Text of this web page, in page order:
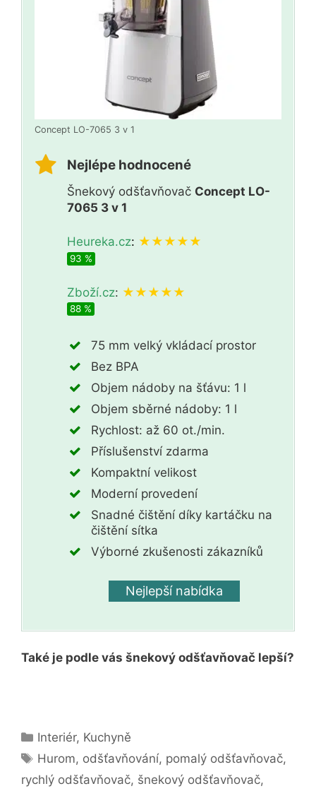
Concept LO-7065 3 v 1
Nejlépe hodnocené
Šnekový odšťavňovač Concept LO-
7065 3 v 1
Heureka.cz: ★★★★★
93 %
Zboží.cz: ★★★★★
88 %
75 mm velký vkládací prostor
Bez BPA
Objem nádoby na šťávu: 1 l
Objem sběrné nádoby: 1 l
Rychlost: až 60 ot./min.
Příslušenství zdarma
Kompaktní velikost
Moderní provedení
Snadné čištění díky kartáčku na
čištění sítka
Výborné zkušenosti zákazníků
Nejlepší nabídka
Také je podle vás šnekový odšťavňovač lepší?
Rubriky
Interiér, Kuchyně
Štítky
Hurom, odšťavňování, pomalý odšťavňovač,
rychlý odšťavňovač, šnekový odšťavňovač,